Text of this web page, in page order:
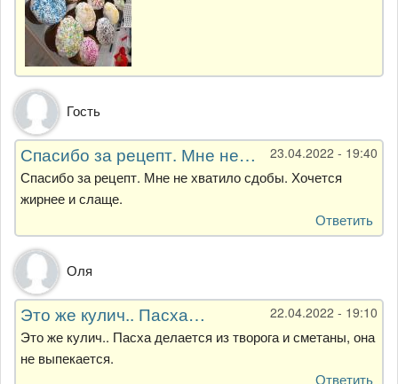
Гость
23.04.2022 - 19:40
Спасибо за рецепт. Мне не…
Спасибо за рецепт. Мне не хватило сдобы. Хочется
жирнее и слаще.
Ответить
Оля
22.04.2022 - 19:10
Это же кулич.. Пасха…
Это же кулич.. Пасха делается из творога и сметаны, она
не выпекается.
Ответить